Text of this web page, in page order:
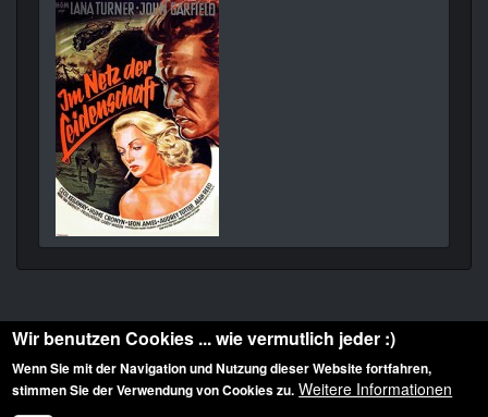
Diese Website ist urheberrechtlich geschützt: © 2010-2026 der Film Noir de. Alle
Wir benutzen Cookies ... wie vermutlich jeder :)
Wenn Sie mit der Navigation und Nutzung dieser Website fortfahren,
stimmen Sie der Verwendung von Cookies zu. Weitere Informationen